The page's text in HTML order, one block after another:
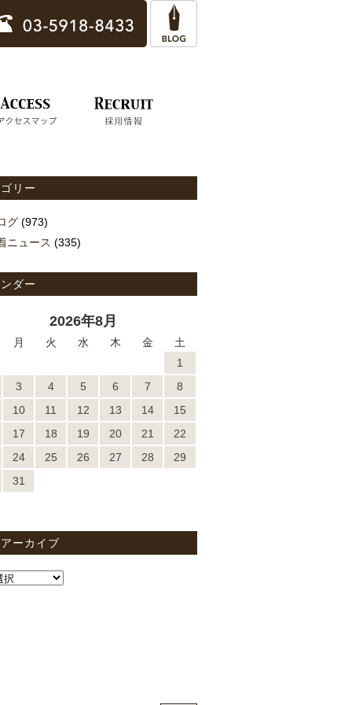
リー
グ (973)
ニュース (335)
ダー
2026年8月
月 火 水 木 金
土
1
3
4 5 6 7
8
10
11 12 13 14
15
17
18 19 20 21
22
24
25 26 27 28
29
31
ーカイブ